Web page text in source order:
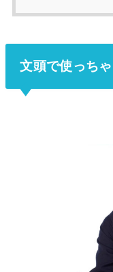
文頭で使っち